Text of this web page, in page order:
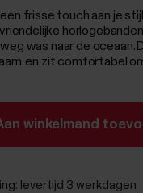
frisse touch aan je
was naar de oceaan.
en zit comfortabel
winkelmand
levertijd 3 werkdagen